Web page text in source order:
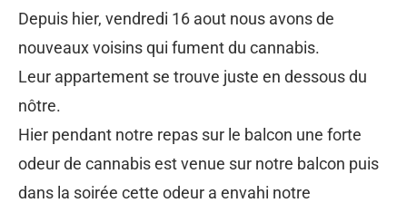
Depuis hier, vendredi 16 aout nous avons de
nouveaux voisins qui fument du cannabis.
Leur appartement se trouve juste en dessous du
nôtre.
Hier pendant notre repas sur le balcon une forte
odeur de cannabis est venue sur notre balcon puis
dans la soirée cette odeur a envahi notre